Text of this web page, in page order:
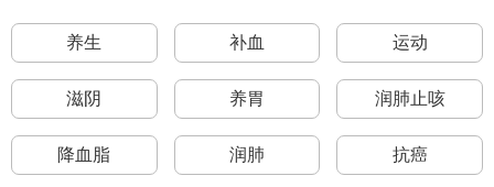
养生 补血 运动
滋阴 养胃 润肺止咳
降血脂 润肺 抗癌